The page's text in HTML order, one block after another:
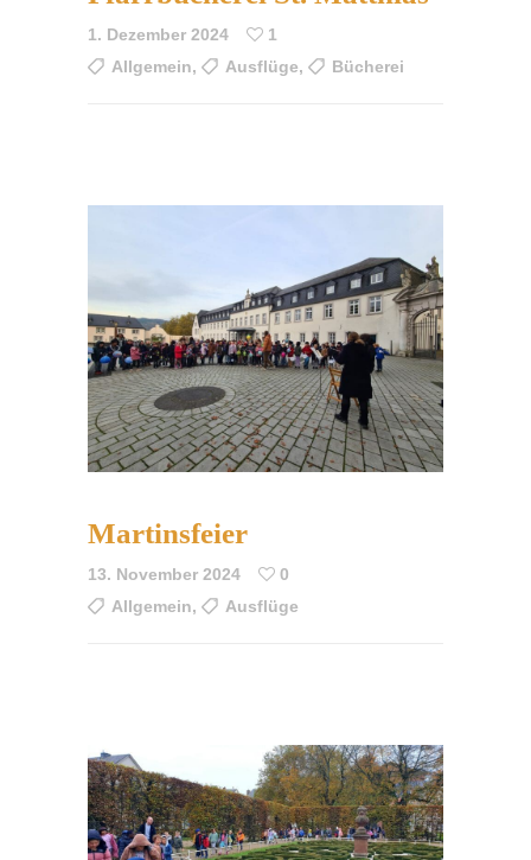
1. Dezember 2024
1
Allgemein, Ausflüge, Bücherei
Martinsfeier
13. November 2024
0
Allgemein, Ausflüge